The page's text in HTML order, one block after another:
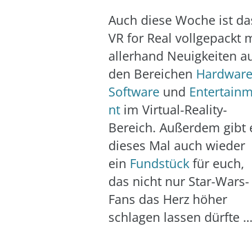
Auch diese Woche ist
VR for Real vollgepackt
allerhand Neuigkeiten
den Bereichen Hardware
Software und
nt im Virtual-Reality-
Bereich. Außerdem gibt
dieses Mal auch wieder
ein Fundstück für euch,
das nicht nur Star-Wars-
Fans das Herz höher
schlagen lassen dürfte …